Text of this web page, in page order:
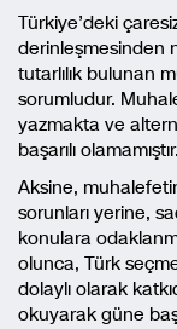
Türkiye’deki
derinleşmesinden
tutarlılık bulunan
sorumludur.
yazmakta ve
başarılı olamamıştır.
Aksine,
sorunları yerine,
konulara
olunca, Türk
dolaylı olarak
okuyarak güne